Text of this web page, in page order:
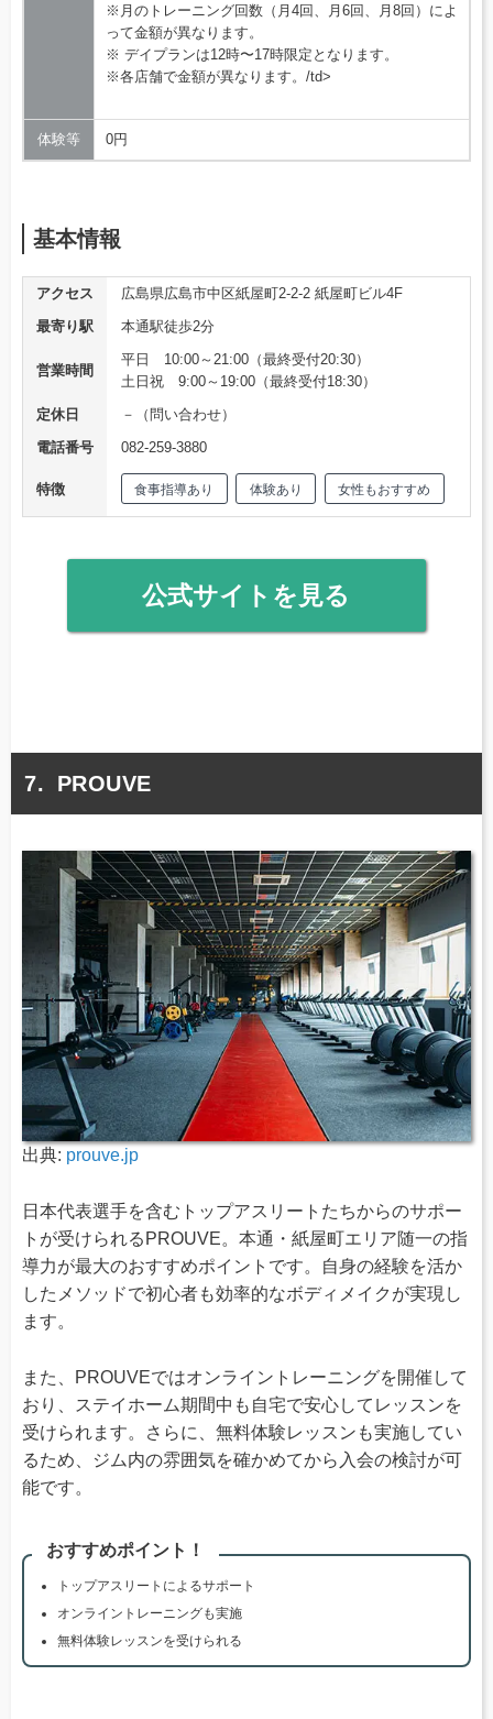
※月のトレーニング回数（月4回、月6回、月8回）によ
って金額が異なります。
※ デイプランは12時〜17時限定となります。
※各店舗で金額が異なります。/td>
体験等 0円
基本情報
アクセス
広島県広島市中区紙屋町2-2-2 紙屋町ビル4F
最寄り駅
本通駅徒歩2分
営業時間
平日 10:00～21:00（最終受付20:30）
土日祝 9:00～19:00（最終受付18:30）
定休日
－（問い合わせ）
電話番号
082-259-3880
特徴 食事指導あり 体験あり 女性もおすすめ
公式サイトを見る
PROUVE
出典: prouve.jp
日本代表選手を含むトップアスリートたちからのサポー
トが受けられるPROUVE。本通・紙屋町エリア随一の指
導力が最大のおすすめポイントです。自身の経験を活か
したメソッドで初心者も効率的なボディメイクが実現し
ます。
また、PROUVEではオンライントレーニングを開催して
おり、ステイホーム期間中も自宅で安心してレッスンを
受けられます。さらに、無料体験レッスンも実施してい
るため、ジム内の雰囲気を確かめてから入会の検討が可
能です。
おすすめポイント！
トップアスリートによるサポート
オンライントレーニングも実施
無料体験レッスンを受けられる